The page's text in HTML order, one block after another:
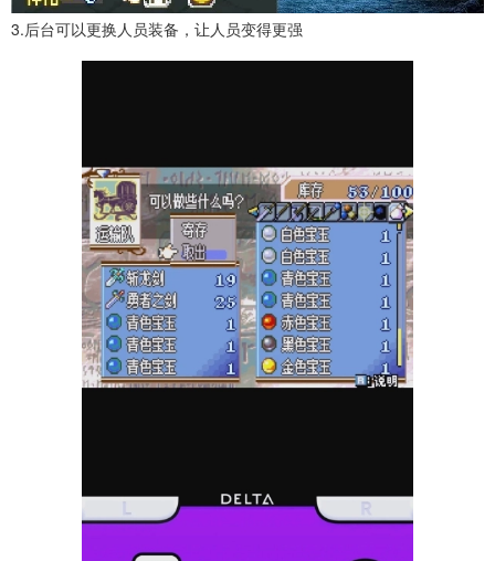
3.后台可以更换人员装备，让人员变得更强